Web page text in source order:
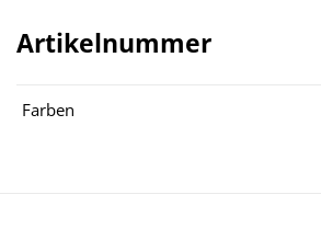
Artikelnummer
Farben